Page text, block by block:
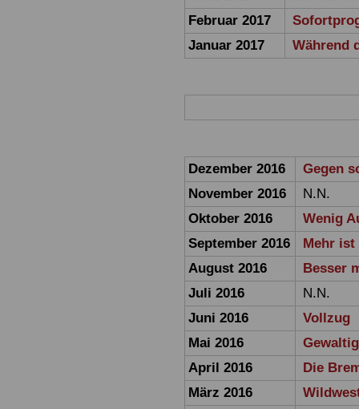
Februar 2017
Januar 2017
Während
Dezember 2016
Gegen
November 2016
N.N.
Oktober 2016
Wenig
September 2016
Mehr
August 2016
Besser
Juli 2016
N.N.
Juni 2016
Vollzug
Mai 2016
April 2016
Die
März 2016